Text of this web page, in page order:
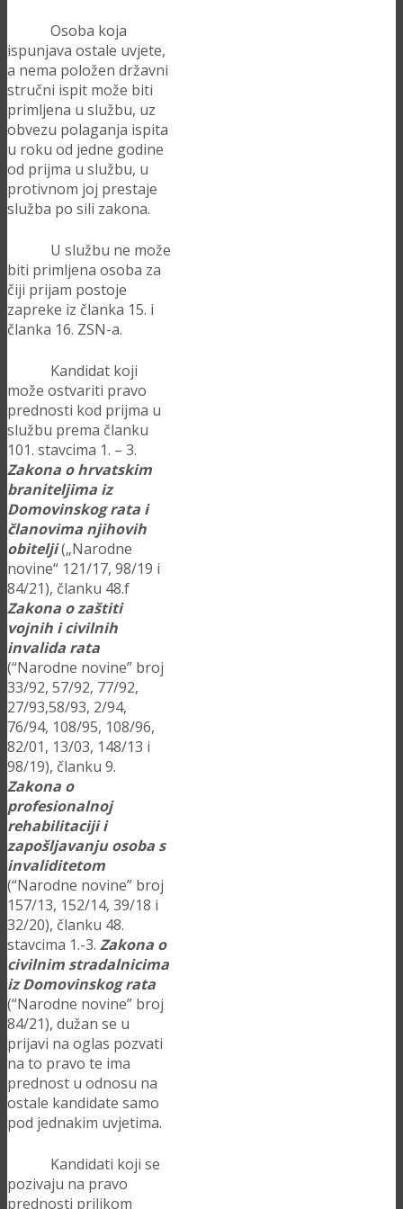
Osoba koja
ispunjava ostale uvjete,
a nema položen državni
stručni ispit može biti
primljena u službu, uz
obvezu polaganja ispita
u roku od jedne godine
od prijma u službu, u
protivnom joj prestaje
služba po sili zakona.
U službu ne može
biti primljena osoba za
čiji prijam postoje
zapreke iz članka 15. i
članka 16. ZSN-a.
Kandidat koji
može ostvariti pravo
prednosti kod prijma u
službu prema članku
101. stavcima 1. – 3.
Zakona o hrvatskim
braniteljima iz
Domovinskog rata i
članovima njihovih
obitelji(„Narodne
novine“ 121/17, 98/19 i
84/21), članku 48.f
Zakona o zaštiti
vojnih i civilnih
invalida rata
(“Narodne novine” broj
33/92, 57/92, 77/92,
27/93,58/93, 2/94,
76/94, 108/95, 108/96,
82/01, 13/03, 148/13 i
98/19), članku 9.
Zakona o
profesionalnoj
rehabilitaciji i
zapošljavanju osoba s
invaliditetom
(“Narodne novine” broj
157/13, 152/14, 39/18 i
32/20), članku 48.
stavcima 1.-3. Zakona o
civilnim stradalnicima
iz Domovinskog rata
(“Narodne novine” broj
84/21), dužan se u
prijavi na oglas pozvati
na to pravo te ima
prednost u odnosu na
ostale kandidate samo
pod jednakim uvjetima.
Kandidati koji se
pozivaju na pravo
prednosti prilikom